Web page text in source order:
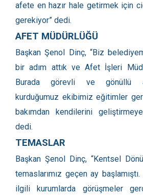
afete en hazır hale getirmek için
gerekiyor” dedi.
AFET MÜDÜRLÜĞÜ
Başkan Şenol Dinç, “Biz
bir adım attık ve Afet İşleri
Burada görevli ve gönüllü
kurduğumuz ekibimiz eğitimler
bakımdan kendilerini
dedi.
TEMASLAR
Başkan Şenol Dinç, “Kentsel
temaslarımız geçen ay
ilgili kurumlarda görüşmeler